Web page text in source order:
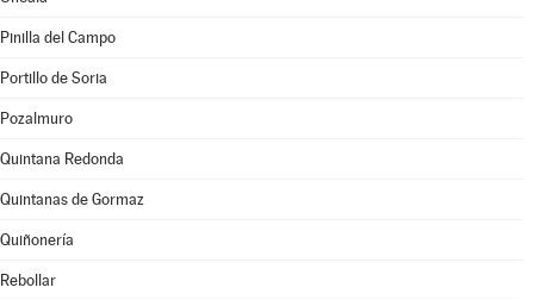
Pinilla del Campo
Portillo de Soria
Pozalmuro
Quintana Redonda
Quintanas de Gormaz
Quiñonería
Rebollar